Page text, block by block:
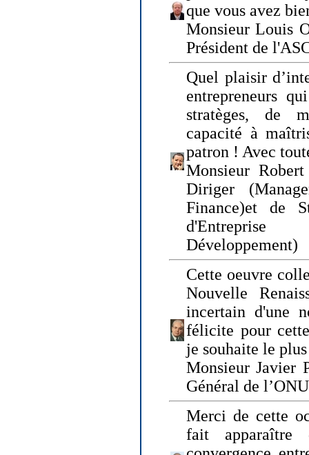
que vous avez
Monsieur Louis
Président de
Quel plaisir
entrepreneurs
stratèges, de
capacité à
patron ! Avec
Monsieur
Diriger
Finance)et de
Développement)
Cette oeuvre
Nouvelle
incertain d'une
félicite pour
je souhaite le
Monsieur Javier
Général de
Merci de cette
fait apparaître